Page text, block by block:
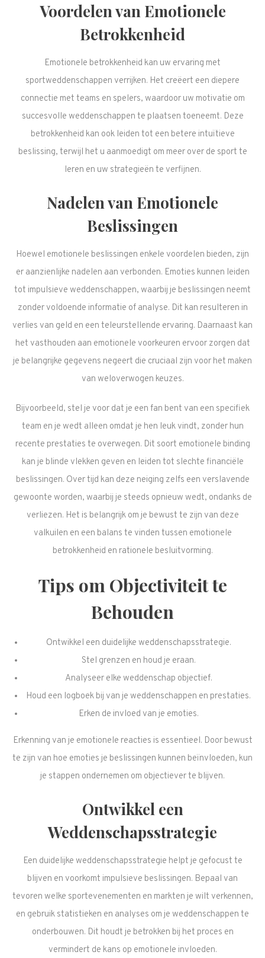
Voordelen van Emotionele
Betrokkenheid
Emotionele betrokkenheid kan uw ervaring met
sportweddenschappen verrijken. Het creëert een diepere
connectie met teams en spelers, waardoor uw motivatie om
succesvolle weddenschappen te plaatsen toeneemt. Deze
betrokkenheid kan ook leiden tot een betere intuïtieve
beslissing, terwijl het u aanmoedigt om meer over de sport te
leren en uw strategieën te verfijnen.
Nadelen van Emotionele
Beslissingen
Hoewel emotionele beslissingen enkele voordelen bieden, zijn
er aanzienlijke nadelen aan verbonden. Emoties kunnen leiden
tot impulsieve weddenschappen, waarbij je beslissingen neemt
zonder voldoende informatie of analyse. Dit kan resulteren in
verlies van geld en een teleurstellende ervaring. Daarnaast kan
het vasthouden aan emotionele voorkeuren ervoor zorgen dat
je belangrijke gegevens negeert die cruciaal zijn voor het maken
van weloverwogen keuzes.
Bijvoorbeeld, stel je voor dat je een fan bent van een specifiek
team en je wedt alleen omdat je hen leuk vindt, zonder hun
recente prestaties te overwegen. Dit soort emotionele binding
kan je blinde vlekken geven en leiden tot slechte financiële
beslissingen. Over tijd kan deze neiging zelfs een verslavende
gewoonte worden, waarbij je steeds opnieuw wedt, ondanks de
verliezen. Het is belangrijk om je bewust te zijn van deze
valkuilen en een balans te vinden tussen emotionele
betrokkenheid en rationele besluitvorming.
Tips om Objectiviteit te
Behouden
Ontwikkel een duidelijke weddenschapsstrategie.
Stel grenzen en houd je eraan.
Analyseer elke weddenschap objectief.
Houd een logboek bij van je weddenschappen en prestaties.
Erken de invloed van je emoties.
Erkenning van je emotionele reacties is essentieel. Door bewust
te zijn van hoe emoties je beslissingen kunnen beïnvloeden, kun
je stappen ondernemen om objectiever te blijven.
Ontwikkel een
Weddenschapsstrategie
Een duidelijke weddenschapsstrategie helpt je gefocust te
blijven en voorkomt impulsieve beslissingen. Bepaal van
tevoren welke sportevenementen en markten je wilt verkennen,
en gebruik statistieken en analyses om je weddenschappen te
onderbouwen. Dit houdt je betrokken bij het proces en
vermindert de kans op emotionele invloeden.